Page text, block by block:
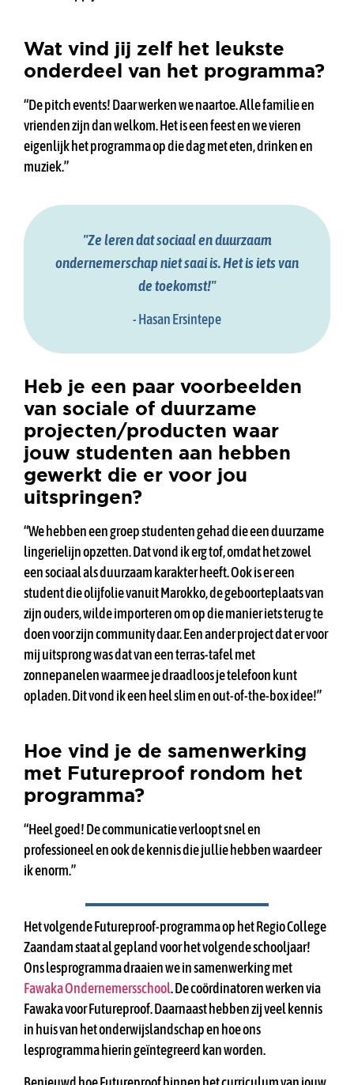
Wat vind jij zelf het leukste
onderdeel van het programma?
“De pitch events! Daar werken we naartoe. Alle familie en
vrienden zijn dan welkom. Het is een feest en we vieren
eigenlijk het programma op die dag met eten, drinken en
muziek.”
"Ze leren dat sociaal en duurzaam
ondernemerschap niet saai is. Het is iets van
de toekomst!"
- Hasan Ersintepe
Heb je een paar voorbeelden
van sociale of duurzame
projecten/producten waar
jouw studenten aan hebben
gewerkt die er voor jou
uitspringen?
“We hebben een groep studenten gehad die een duurzame
lingerielijn opzetten. Dat vond ik erg tof, omdat het zowel
een sociaal als duurzaam karakter heeft. Ook is er een
student die olijfolie vanuit Marokko, de geboorteplaats van
zijn ouders, wilde importeren om op die manier iets terug te
doen voor zijn community daar. Een ander project dat er voor
mij uitsprong was dat van een terras-tafel met
zonnepanelen waarmee je draadloos je telefoon kunt
opladen. Dit vond ik een heel slim en out-of-the-box idee!”
Hoe vind je de samenwerking
met Futureproof rondom het
programma?
“Heel goed! De communicatie verloopt snel en
professioneel en ook de kennis die jullie hebben waardeer
ik enorm.”
Het volgende Futureproof-programma op het Regio College
Zaandam staat al gepland voor het volgende schooljaar!
Ons lesprogramma draaien we in samenwerking met
Fawaka Ondernemersschool. De coördinatoren werken via
Fawaka voor Futureproof. Daarnaast hebben zij veel kennis
in huis van het onderwijslandschap en hoe ons
lesprogramma hierin geïntegreerd kan worden.